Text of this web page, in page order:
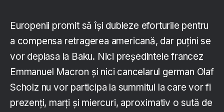
Europenii promit să îşi dubleze eforturile pentru
a compensa retragerea americană, dar puţini se
vor deplasa la Baku. Nici preşedintele francez
Emmanuel Macron şi nici cancelarul german Olaf
Scholz nu vor participa la summitul la care vor fi
prezenţi, marţi şi miercuri, aproximativ o sută de